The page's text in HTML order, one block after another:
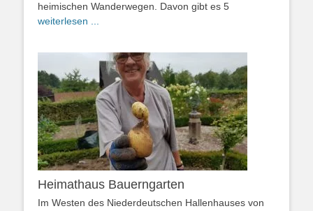
heimischen Wanderwegen. Davon gibt es 5
weiterlesen ...
Heimathaus Bauerngarten
Im Westen des Niederdeutschen Hallenhauses von